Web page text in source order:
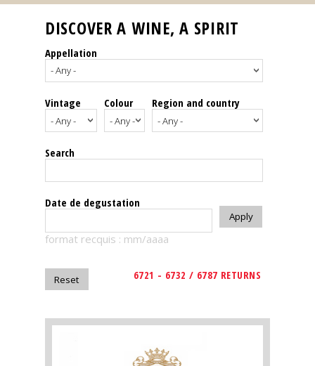
Our
events
Spirits
Tasting
reviews
The
magazine
Magazine
DISCOVER A WINE, A SPIRIT
Appellation
Vintage Colour Region and country
Search
Date de degustation
format recquis : mm/aaaa
6721 - 6732 / 6787 RETURNS